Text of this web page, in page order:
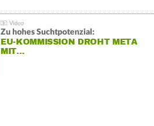
Zu hohes Suchtpotenzial:
EU-KOMMISSION DROHT META
MIT…